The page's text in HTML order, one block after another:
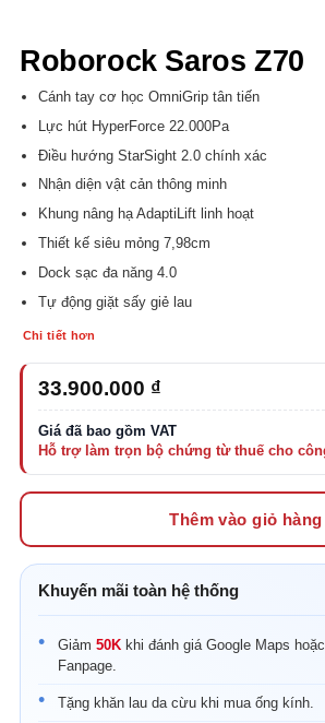
Roborock Saros Z70
Cánh tay cơ học OmniGrip tân tiến
Lực hút HyperForce 22.000Pa
Điều hướng StarSight 2.0 chính xác
Nhận diện vật cản thông minh
Khung nâng hạ AdaptiLift linh hoạt
Thiết kế siêu mỏng 7,98cm
Dock sạc đa năng 4.0
Tự động giặt sấy giẻ lau
Chi tiết hơn
33.900.000 ₫
Thêm vào giỏ hàng
Khuyến mãi toàn hệ thống
Giảm 50K khi đánh giá Google Maps hoặc
Fanpage.
Tặng khăn lau da cừu khi mua ống kính.